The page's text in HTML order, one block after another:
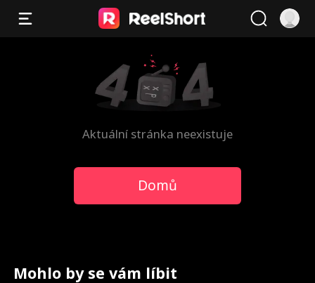
Aktuální stránka neexistuje
Domů
Mohlo by se vám líbit